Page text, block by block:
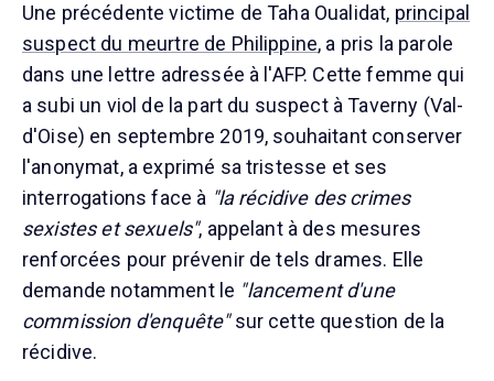
Une précédente victime de Taha Oualidat, principal
suspect du meurtre de Philippine, a pris la parole
dans une lettre adressée à l'AFP. Cette femme qui
a subi un viol de la part du suspect à Taverny (Val-
d'Oise) en septembre 2019, souhaitant conserver
l'anonymat, a exprimé sa tristesse et ses
interrogations face à "la récidive des crimes
sexistes et sexuels", appelant à des mesures
renforcées pour prévenir de tels drames. Elle
demande notamment le "lancement d'une
commission d'enquête"sur cette question de la
récidive.